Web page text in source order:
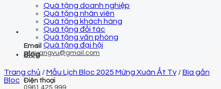
Email
qtquangvu@gmail.com
Điện thoại
0961 425 999
Quà tặng doanh nghiệp
Quà tặng nhân viên
Quà tặng khách hàng
Quà tặng đối tác
Quà tặng văn phòng
Quà tặng đại hội
Blog
Trang chủ /Mẫu Lịch Bloc 2025 Mừng Xuân Ất Tỵ /Bìa gắn
Bloc